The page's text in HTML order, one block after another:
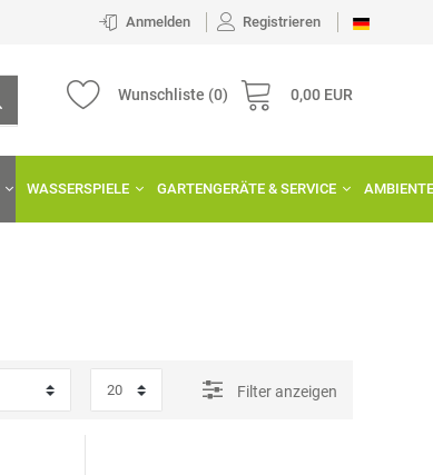
Anmelden Registrieren
Wunschliste (0) 0,00 EUR
WASSERSPIELE GARTENGERÄTE & SERVICE AMBIENTE
Filter anzeigen